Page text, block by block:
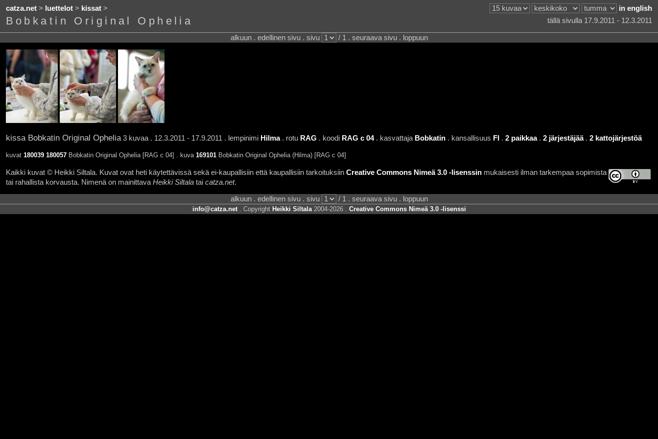
catza.net> luettelot> kissat> in english
Bobkatin Original Ophelia tällä sivulla 17.9.2011 - 12.3.2011
alkuun . edellinen sivu . sivu / 1 . seuraava sivu . loppuun
kissa Bobkatin Original Ophelia3 kuvaa . 12.3.2011 - 17.9.2011 . lempinimi Hilma. rotu RAG . koodi RAG c 04. kasvattaja Bobkatin. kansallisuus FI. 2 paikkaa. 2 järjestäjää. 2 kattojärjestöä
kuvat 180039 180057Bobkatin Original Ophelia [RAG c 04] . kuva 169101Bobkatin Original Ophelia (Hilma) [RAG c 04]
Kaikki kuvat © Heikki Siltala. Kuvat ovat heti käytettävissä sekä ei-kaupallisiin että kaupallisiin tarkoituksiin Creative Commons Nimeä 3.0 -lisenssinmukaisesti ilman tarkempaa sopimista
tai rahallista korvausta. Nimenä on mainittava Heikki Siltalatai catza.net.
alkuun . edellinen sivu . sivu / 1 . seuraava sivu . loppuun
info@catza.net. Copyright Heikki Siltala2004-2026 . Creative Commons Nimeä 3.0 -lisenssi